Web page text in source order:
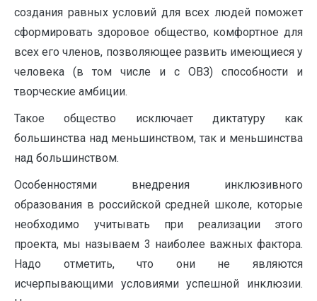
создания равных условий для всех людей поможет
сформировать здоровое общество, комфортное для
всех его членов, позволяющее развить имеющиеся у
человека (в том числе и с ОВЗ) способности и
творческие амбиции.
Такое общество исключает диктатуру как
большинства над меньшинством, так и меньшинства
над большинством.
Особенностями внедрения инклюзивного
образования в российской средней школе, которые
необходимо учитывать при реализации этого
проекта, мы называем 3 наиболее важных фактора.
Надо отметить, что они не являются
исчерпывающими условиями успешной инклюзии.